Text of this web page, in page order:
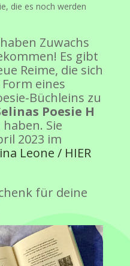
die es noch werden
Zuwachs
Es gibt
Reime, die sich
eines
Büchleins zu
Poesie H
Sie
2023 im
Leone / HIER
für deine